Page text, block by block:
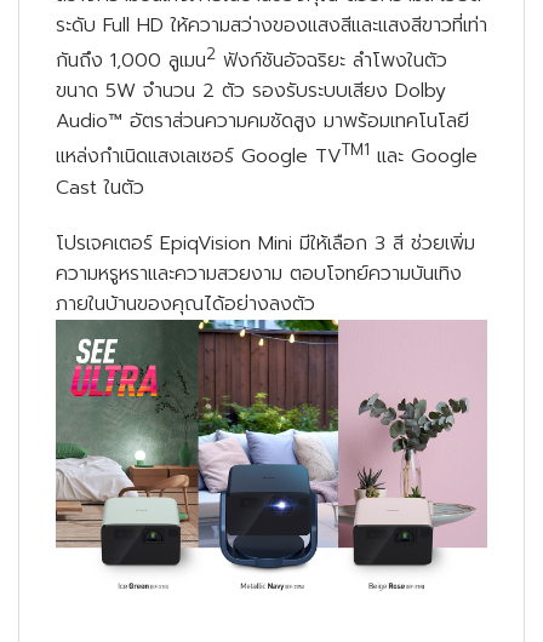
ระดับ Full HD ให้ความสว่างของแสงสีและแสงสีขาวที่เท่า
กันถึง 1,000 ลูเมน2 ฟังก์ชันอัจฉริยะ ลำโพงในตัว
ขนาด 5W จำนวน 2 ตัว รองรับระบบเสียง Dolby
Audio™ อัตราส่วนความคมชัดสูง มาพร้อมเทคโนโลยี
แหล่งกำเนิดแสงเลเซอร์ Google TVTM1 และ Google
Cast ในตัว
โปรเจคเตอร์ EpiqVision Mini มีให้เลือก 3 สี ช่วยเพิ่ม
ความหรูหราและความสวยงาม ตอบโจทย์ความบันเทิง
ภายในบ้านของคุณได้อย่างลงตัว